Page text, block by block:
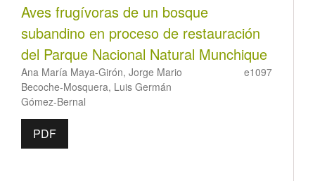
Aves frugívoras de un bosque
subandino en proceso de restauración
del Parque Nacional Natural Munchique
Ana María Maya-Girón, Jorge Mario
Becoche-Mosquera, Luis Germán
Gómez-Bernal
e1097
PDF